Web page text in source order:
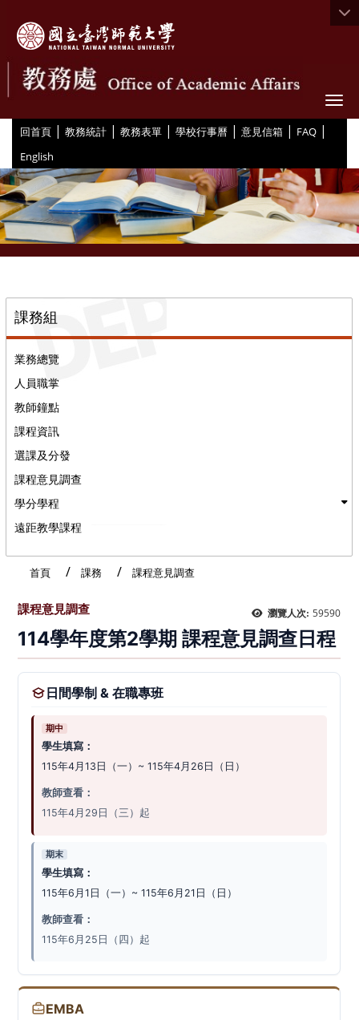
回首頁 | 教務統計 | 教務表單 | 學校行事曆 | 意見信箱 | FAQ |
English
課務組
業務總覽
人員職掌
教師鐘點
課程資訊
選課及分發
課程意見調查
學分學程
遠距教學課程
首頁 課務 課程意見調查
瀏覽人次: 59590
課程意見調查
114學年度第2學期 課程意見調查日程
日間學制 & 在職專班
期中
學生填寫：
115年4月13日（一）~ 115年4月26日（日）
教師查看：
115年4月29日（三）起
期末
學生填寫：
115年6月1日（一）~ 115年6月21日（日）
教師查看：
115年6月25日（四）起
EMBA